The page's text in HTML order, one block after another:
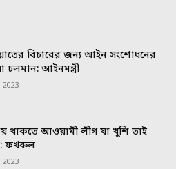
বিচারের জন্য আইন সংশোধনের
চলমান: আইনমন্ত্রী
থাকতে আওয়ামী লীগ যা খুশি তাই
ফখরুল